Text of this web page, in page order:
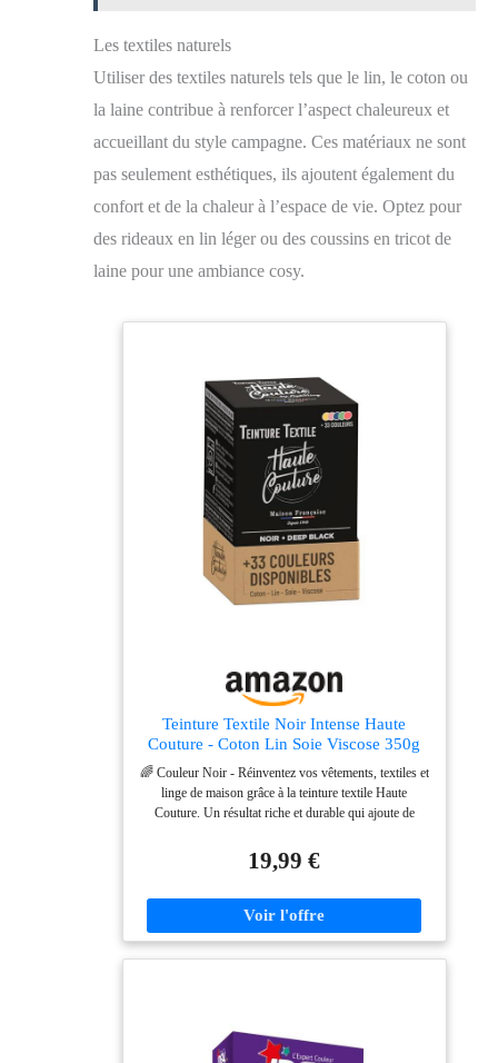
Les textiles naturels
Utiliser des textiles naturels tels que le lin, le coton ou
la laine contribue à renforcer l’aspect chaleureux et
accueillant du style campagne. Ces matériaux ne sont
pas seulement esthétiques, ils ajoutent également du
confort et de la chaleur à l’espace de vie. Optez pour
des rideaux en lin léger ou des coussins en tricot de
laine pour une ambiance cosy.
Teinture Textile Noir Intense Haute
Couture - Coton Lin Soie Viscose 350g
🌈 Couleur Noir - Réinventez vos vêtements, textiles et
linge de maison grâce à la teinture textile Haute
Couture. Un résultat riche et durable qui ajoute de
vêtement. Convient pour les textiles coton, lin, soie,
viscose, jute et les mélanges contenant plus de 50% de
Polyvalence et Puissance en 350g - Cette teinture
tissus est facile à utiliser, sans danger pour la machine
meilleur rapport qualité-prix. Bien lire le mode
d'emploi avant usage 🌿 Sauvegardez Vos Textiles,
19,99 €